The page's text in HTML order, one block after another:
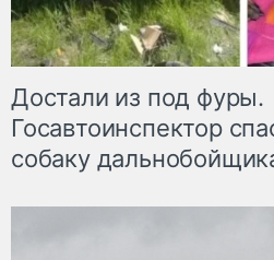
Достали из под фуры.
Госавтоинспектор
собаку